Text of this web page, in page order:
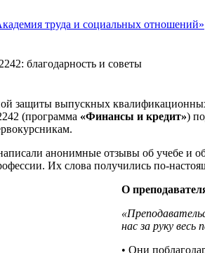
благодарность и советы
защиты выпускных квалификационных
(программа «Финансы и кредит»)
анонимные отзывы об учебе и
Их слова получились по-
О
нас за руку весь
• Они